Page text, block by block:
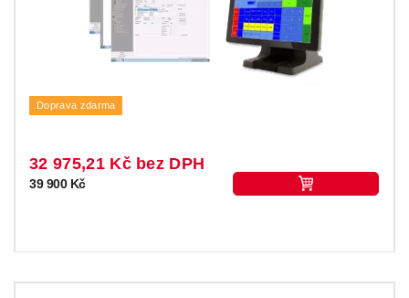
Doprava zdarma
32 975,21 Kč bez DPH
39 900 Kč